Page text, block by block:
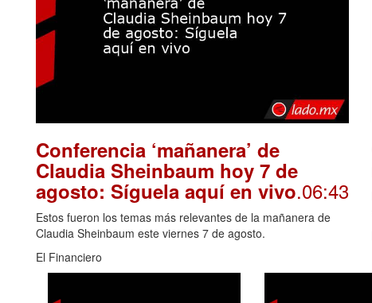
Conferencia ‘mañanera’ de
Claudia Sheinbaum hoy 7 de
agosto: Síguela aquí en vivo.06:43
Estos fueron los temas más relevantes de la mañanera de
Claudia Sheinbaum este viernes 7 de agosto.
El Financiero